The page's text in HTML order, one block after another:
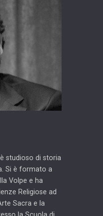
studioso di storia
Si è formato a
Volpe e ha
Religiose ad
Sacra e la